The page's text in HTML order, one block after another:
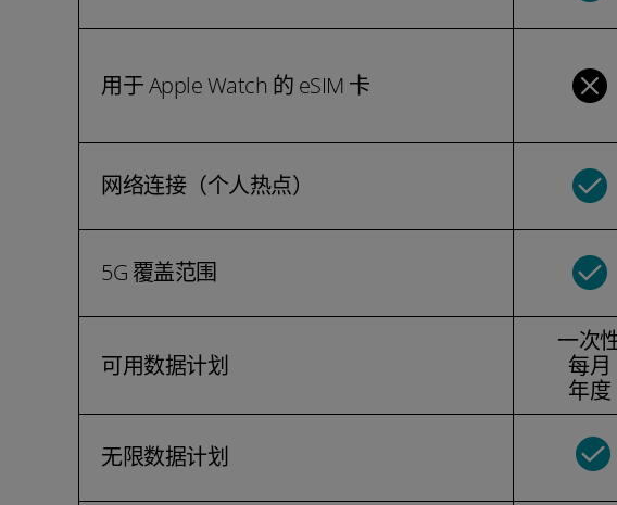
用于 Apple Watch 的 eSIM 卡
网络连接（个人热点）
5G 覆盖范围
可用数据计划
一次
每月
年度
无限数据计划